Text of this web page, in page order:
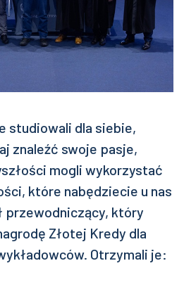
studiowali dla siebie,
znaleźć swoje pasje,
mogli wykorzystać
które nabędziecie u nas
przewodniczący, który
Złotej Kredy dla
Otrzymali je: